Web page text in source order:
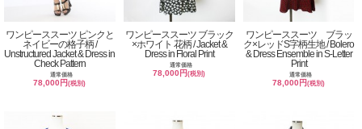
ワンピーススーツ ピンクと
ネイビーの格子柄 /
Unstructured Jacket & Dress in
Check Pattern
通常価格
78,000円(税別)
ワンピーススーツ ブラック
×ホワイト 花柄 / Jacket &
Dress in Floral Print
通常価格
78,000円(税別)
ワンピーススーツ ブラッ
ク×レッドS字柄生地 / Bolero
& Dress Ensemble in S-Letter
Print
通常価格
78,000円(税別)